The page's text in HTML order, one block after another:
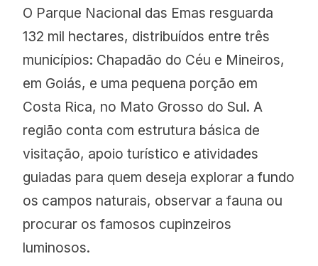
O Parque Nacional das Emas resguarda
132 mil hectares, distribuídos entre três
municípios: Chapadão do Céu e Mineiros,
em Goiás, e uma pequena porção em
Costa Rica, no Mato Grosso do Sul. A
região conta com estrutura básica de
visitação, apoio turístico e atividades
guiadas para quem deseja explorar a fundo
os campos naturais, observar a fauna ou
procurar os famosos cupinzeiros
luminosos.